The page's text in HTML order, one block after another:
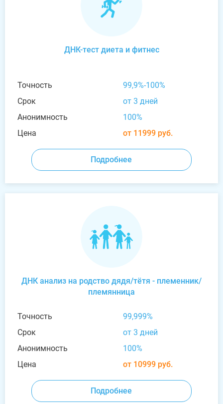
ДНК-тест диета и фитнес
Точность
99,9%-100%
Срок
от 3 дней
Анонимность
100%
Цена
от 11999 руб.
Подробнее
ДНК анализ на родство дядя/тётя - племенник/
племянница
Точность
99,999%
Срок
от 3 дней
Анонимность
100%
Цена
от 10999 руб.
Подробнее